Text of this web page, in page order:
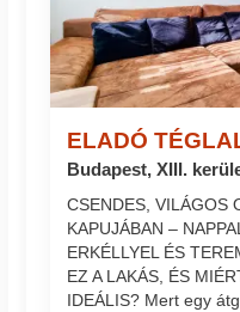
ELADÓ
Budapest, XIII.
CSENDES, VILÁGOS
KAPUJÁBAN –
ERKÉLLYEL ÉS
EZ A LAKÁS, ÉS
IDEÁLIS? Mert egy